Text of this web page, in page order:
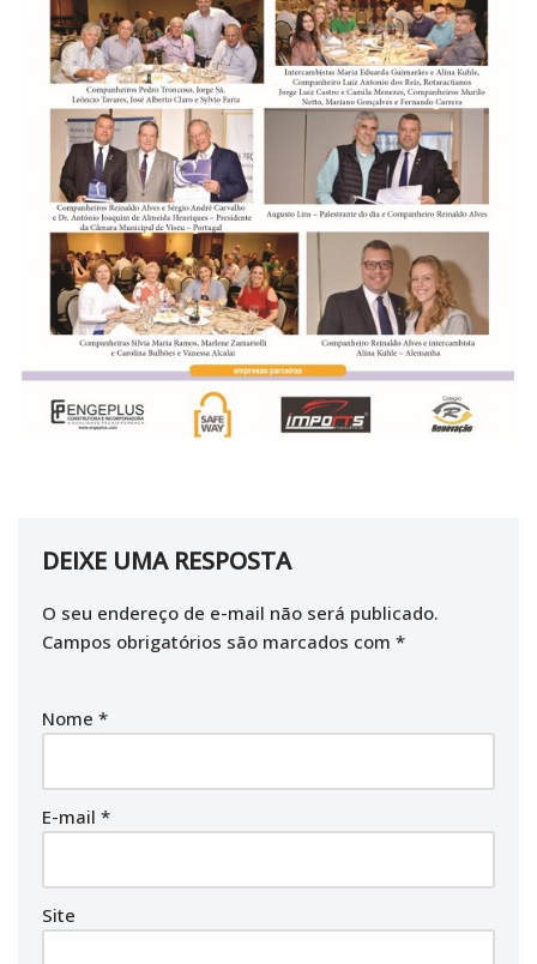
DEIXE UMA RESPOSTA
O seu endereço de e-mail não será publicado.
Campos obrigatórios são marcados com *
Nome *
E-mail *
Site